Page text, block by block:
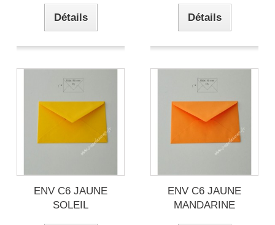
Détails Détails
ENV C6 JAUNE
SOLEIL
ENV C6 JAUNE
MANDARINE